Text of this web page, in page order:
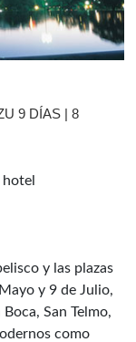
9 DÍAS | 8
y las plazas
y 9 de Julio,
San Telmo,
como